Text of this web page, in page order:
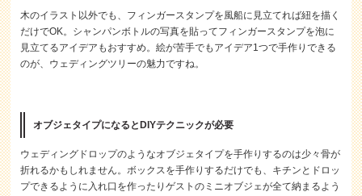
木のイラスト以外でも、フィンガースタンプを風船に見立てれば紐を描く
だけでOK。シャンパンボトルの写真を貼ってフィンガースタンプを泡に
見立てるアイデアもおすすめ。絵が苦手でもアイデア1つで手作りできる
のが、ウェディングツリーの魅力ですね。
オブジェタイプになるとDIYテクニックが必要
ウェディングドロップのようなオブジェタイプを手作りするのは少々骨が
折れるかもしれません。ボックスを手作りするだけでも、キチンとドロッ
プできるように入れ口を作ったりゲストのミニオブジェが全て納まるよう